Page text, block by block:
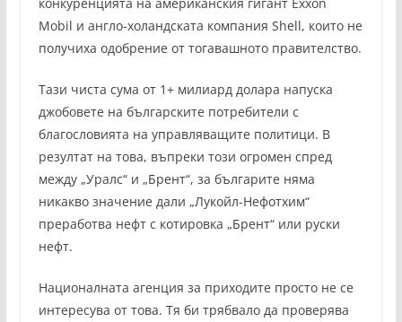
Mobil и англо-холандската компания Shell, които не
получиха одобрение от тогавашното правителство.
Тази чиста сума от 1+ милиард долара напуска
джобовете на българските потребители с
благословията на управляващите политици. В
резултат на това, въпреки този огромен спред
между „Уралс“ и „Брент“, за българите няма
никакво значение дали „Лукойл-Нефотхим“
преработва нефт с котировка „Брент“ или руски
нефт.
Националната агенция за приходите просто не се
интересува от това. Тя би трябвало да проверява